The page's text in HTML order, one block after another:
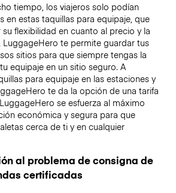
tiempo, los viajeros solo podían
en estas taquillas para equipaje, que
flexibilidad en cuanto al precio y la
LuggageHero te permite guardar tus
sitios para que siempre tengas la
equipaje en un sitio seguro. A
para equipaje en las estaciones y
te da la opción de una tarifa
se esfuerza al máximo
económica y segura para que
cerca de ti y en cualquier
al problema de consigna de
certificadas